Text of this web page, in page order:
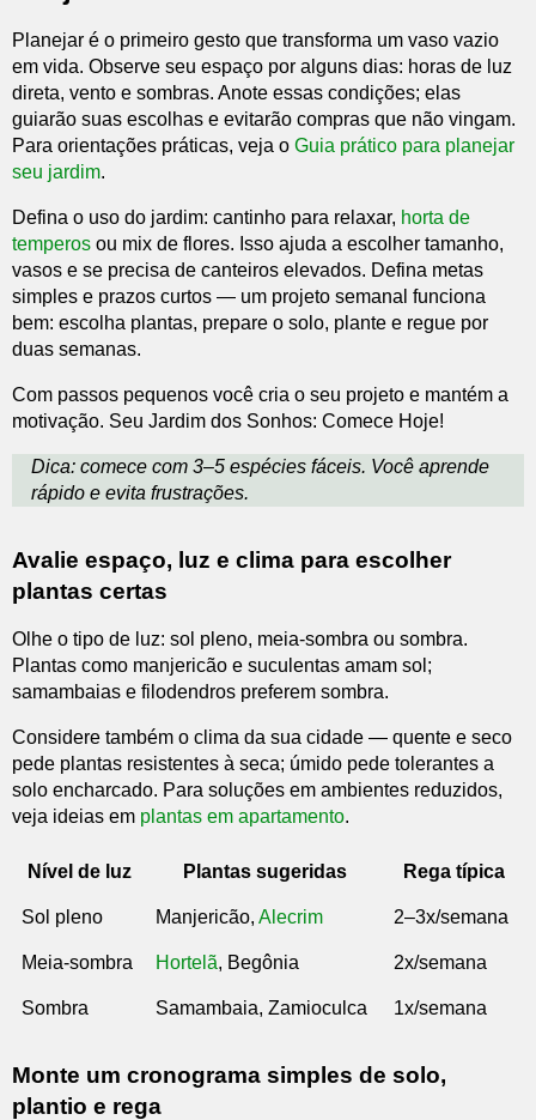
Planejar é o primeiro gesto que transforma um vaso vazio
em vida. Observe seu espaço por alguns dias: horas de luz
direta, vento e sombras. Anote essas condições; elas
guiarão suas escolhas e evitarão compras que não vingam.
Para orientações práticas, veja o Guia prático para planejar
seu jardim.
Defina o uso do jardim: cantinho para relaxar, horta de
temperos ou mix de flores. Isso ajuda a escolher tamanho,
vasos e se precisa de canteiros elevados. Defina metas
simples e prazos curtos — um projeto semanal funciona
bem: escolha plantas, prepare o solo, plante e regue por
duas semanas.
Com passos pequenos você cria o seu projeto e mantém a
motivação. Seu Jardim dos Sonhos: Comece Hoje!
Dica: comece com 3–5 espécies fáceis. Você aprende
rápido e evita frustrações.
Avalie espaço, luz e clima para escolher
plantas certas
Olhe o tipo de luz: sol pleno, meia-sombra ou sombra.
Plantas como manjericão e suculentas amam sol;
samambaias e filodendros preferem sombra.
Considere também o clima da sua cidade — quente e seco
pede plantas resistentes à seca; úmido pede tolerantes a
solo encharcado. Para soluções em ambientes reduzidos,
veja ideias em plantas em apartamento.
Nível de luz Plantas sugeridas Rega típica
Sol pleno Manjericão, Alecrim 2–3x/semana
Meia-sombra Hortelã, Begônia 2x/semana
Sombra Samambaia, Zamioculca 1x/semana
Monte um cronograma simples de solo,
plantio e rega